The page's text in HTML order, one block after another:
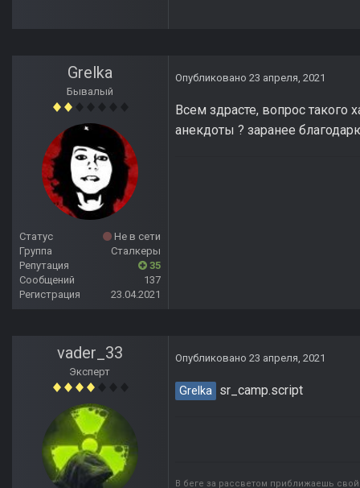
Grelka
Бывалый
Статус
Не в сети
Группа
Сталкеры
Репутация
35
Сообщений
137
Регистрация
23.04.2021
Опубликовано 23 апреля, 2021
Всем здрасте, вопрос такого
анекдоты ? заранее
vader_33
Эксперт
Опубликовано 23 апреля, 2021
Grelka sr_camp.script
В беге за рассветом приближаешь свой